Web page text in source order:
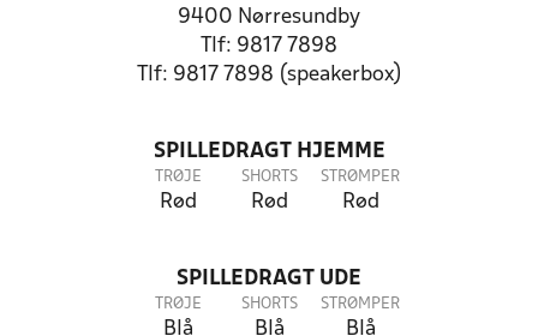
9400 Nørresundby
Tlf: 9817 7898
Tlf: 9817 7898 (speakerbox)
SPILLEDRAGT HJEMME
TRØJE
Rød
SHORTS
Rød
STRØMPER
Rød
SPILLEDRAGT UDE
TRØJE
Blå
SHORTS
Blå
STRØMPER
Blå